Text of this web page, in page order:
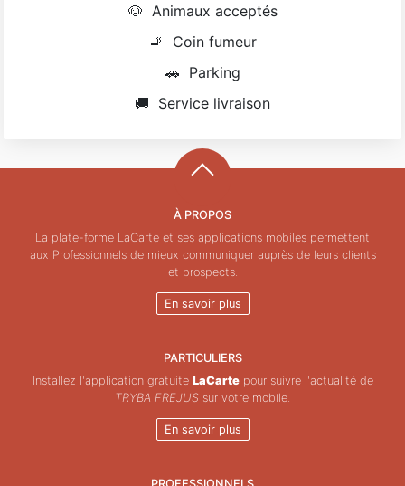
🐶 Animaux acceptés
🚬
Coin fumeur
🚗 Parking
🚚 Service livraison
À PROPOS
La plate-forme LaCarte et ses applications mobiles permettent
aux Professionnels de mieux communiquer auprès de leurs clients
et prospects.
En savoir plus
PARTICULIERS
Installez l'application gratuite LaCartepour suivre l'actualité de
TRYBA FREJUS sur votre mobile.
En savoir plus